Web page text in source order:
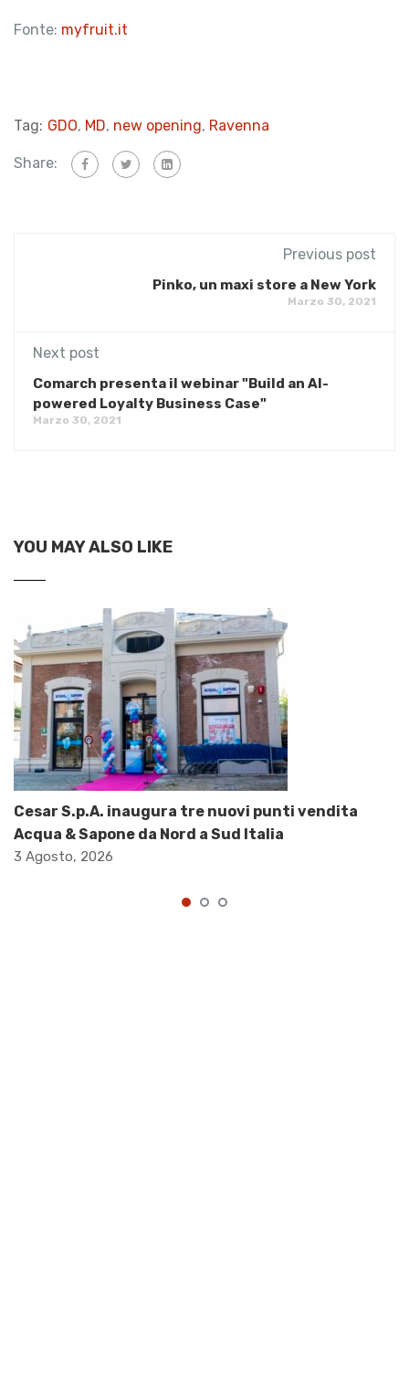
Fonte: myfruit.it
Tag: GDO, MD, new opening, Ravenna
Share:
Previous post
Pinko, un maxi store a New York
Marzo 30, 2021
Next post
Comarch presenta il webinar "Build an AI-
powered Loyalty Business Case"
Marzo 30, 2021
YOU MAY ALSO LIKE
Cesar S.p.A. inaugura tre nuovi punti vendita
Acqua & Sapone da Nord a Sud Italia
3 Agosto, 2026